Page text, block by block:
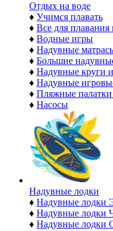
Отдых на воде
♦ Учимся плавать
♦ Все для плавания
♦ Водные игры
♦ Надувные
♦ Большие
♦ Надувные круги
♦ Надувные
♦ Пляжные палатки
♦ Насосы
Надувные лодки
♦ Надувные лодки
♦ Надувные лодки
♦ Надувные лодки